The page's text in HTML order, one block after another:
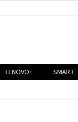
LENOVO+ SMART